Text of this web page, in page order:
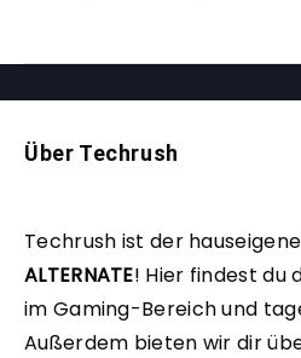
Über Techrush
Techrush ist der
ALTERNATE! Hier findest du
im Gaming-Bereich und
Außerdem bieten wir dir